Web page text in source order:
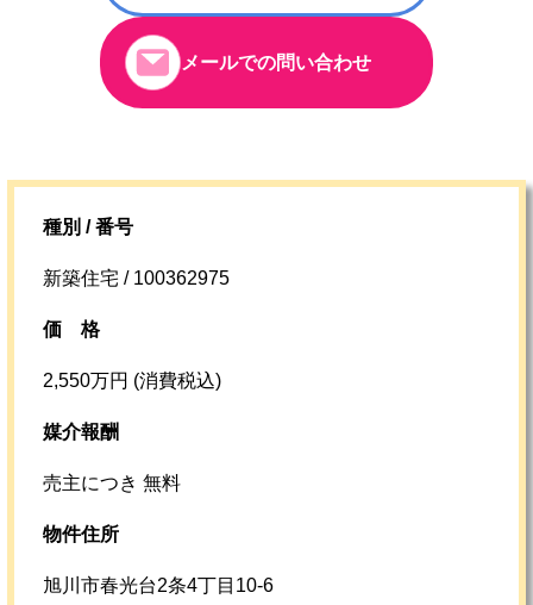
メールでの問い合わせ
種別 / 番号
新築住宅 / 100362975
価格
2,550万円 (消費税込)
媒介報酬
売主につき 無料
物件住所
旭川市春光台2条4丁目10-6